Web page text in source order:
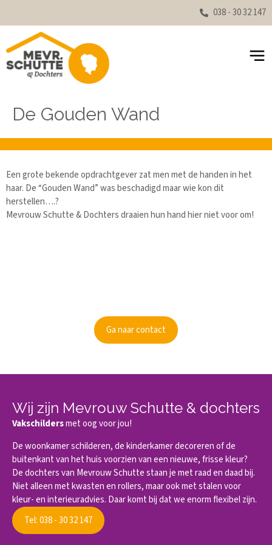
038 - 30 32 147
De Gouden Wand
Een grote bekende opdrachtgever zat men met de handen in het
haar. De “Gouden Wand” was beschadigd maar wie kon dit
herstellen….?
Mevrouw Schutte & Dochters draaien hun hand hier niet voor om!
Ga naar contact
Wij zijn Mevrouw Schutte & dochters
Vakschildersmet oog voor jou!
De woonkamer schilderen, de kinderkamer decoreren of de
buitenkant van het huis voorzien van een nieuwe, frisse kleur?
De dochters van Mevrouw Schutte staan je met raad en daad bij.
Niet alleen met kwasten en rollers, maar ook met stalen voor
kleur- en interieuradvies. Daar komt bij dat we enorm flexibel zijn.
Tel: 038 - 30 32 147